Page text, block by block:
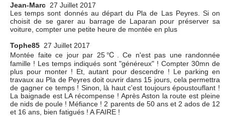
Jean-Marc 27 Juillet 2017
Les temps sont donnés au départ du Pla de Las Peyres. Si on
choisit de se garer au barrage de Laparan pour préserver sa
voiture, compter une petite heure de montée en plus
Tophe85 27 Juillet 2017
Montée faite ce jour par 25℃. Ce n'est pas une randonnée
famille ! Les temps indiqués sont "généreux" ! Compter 30mn de
plus pour monter ! Et, autant pour descendre ! Le parking en
travaux au Pla de Peyres doit ouvrir dans 15 jours, cela permettra
de gagner ce temps ! Sinon, là haut c'est toujours époustouflant !
La baignade est LA récompense ! Après Aston la route est pleine
de nids de poule ! Méfiance ! 2 parents de 50 ans et 2 ados de 12
et 16 ans, bien fatigués ! A FAIRE !